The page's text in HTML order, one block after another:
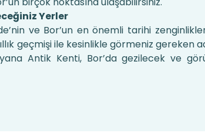
Yerler
ve Bor’un en önemli tarihi
geçmişi ile kesinlikle görmeniz gereken
Antik Kenti, Bor’da gezilecek ve